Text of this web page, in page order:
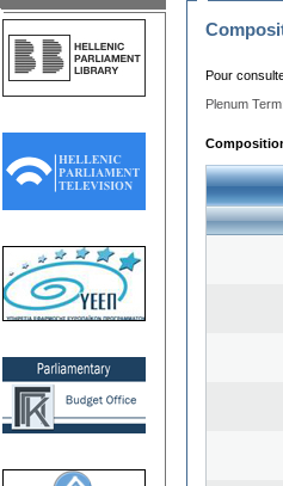
Pour
Plenum Term: